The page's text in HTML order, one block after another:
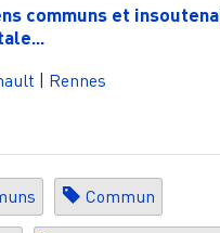
communs et
| Rennes
Commun